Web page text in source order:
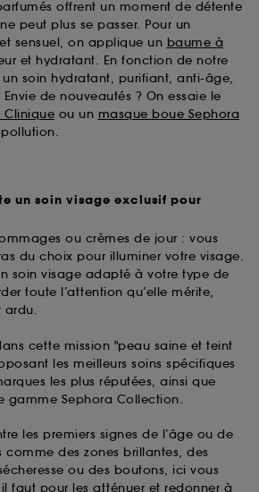
offrent un moment de détente
peut plus se passer. Pour un
sensuel, on applique un baume à
et hydratant. En fonction de notre
soin hydratant, purifiant, anti-âge,
de nouveautés ? On essaie le
Clinique ou un masque boue Sephora
un soin visage exclusif pour
ou crèmes de jour : vous
du choix pour illuminer votre visage.
soin visage adapté à votre type de
toute l’attention qu’elle mérite,
ardu.
cette mission "peau saine et teint
les meilleurs soins spécifiques
les plus réputées, ainsi que
gamme Sephora Collection.
les premiers signes de l’âge ou de
comme des zones brillantes, des
ou des boutons, ici vous
faut pour les atténuer et redonner à